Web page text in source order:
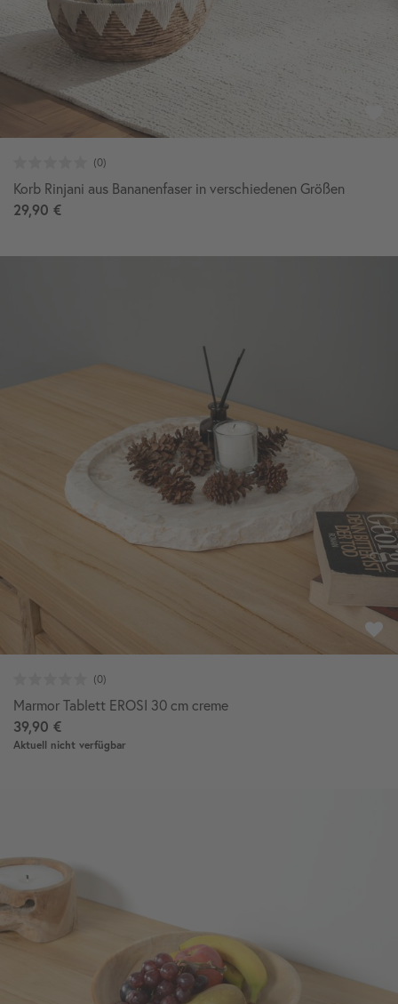
Korb Rinjani aus Bananenfaser in verschiedenen Größen
29,90 €
Marmor Tablett EROSI 30 cm creme
39,90 €
Aktuell nicht verfügbar